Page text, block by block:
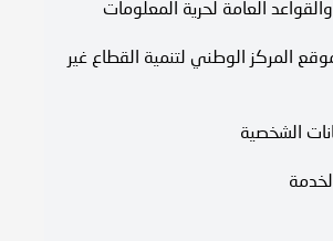
والقواعد العامة لحرية المعلومات
المركز الوطني لتنمية القطاع غير
الشخصية